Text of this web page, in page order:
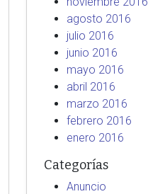
agosto 2016
julio 2016
junio 2016
mayo 2016
abril 2016
marzo 2016
febrero 2016
enero 2016
Categorías
Anuncio